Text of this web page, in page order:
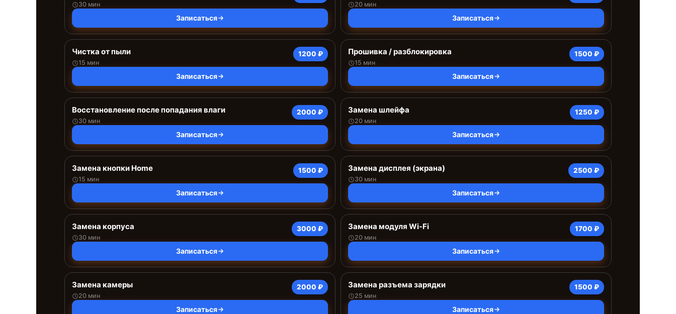
30 мин
Записаться
20 мин
Записаться
Чистка от пыли
15 мин
1200 ₽
Записаться
Прошивка / разблокировка
15 мин
1500 ₽
Записаться
Восстановление после попадания влаги
30 мин
2000 ₽
Записаться
Замена шлейфа
20 мин
1250 ₽
Записаться
Замена кнопки Home
15 мин
1500 ₽
Записаться
Замена дисплея (экрана)
30 мин
2500 ₽
Записаться
Замена корпуса
30 мин
3000 ₽
Записаться
Замена модуля Wi-Fi
20 мин
1700 ₽
Записаться
Замена камеры
20 мин
2000 ₽
Записаться
Замена разъема зарядки
25 мин
1500 ₽
Записаться